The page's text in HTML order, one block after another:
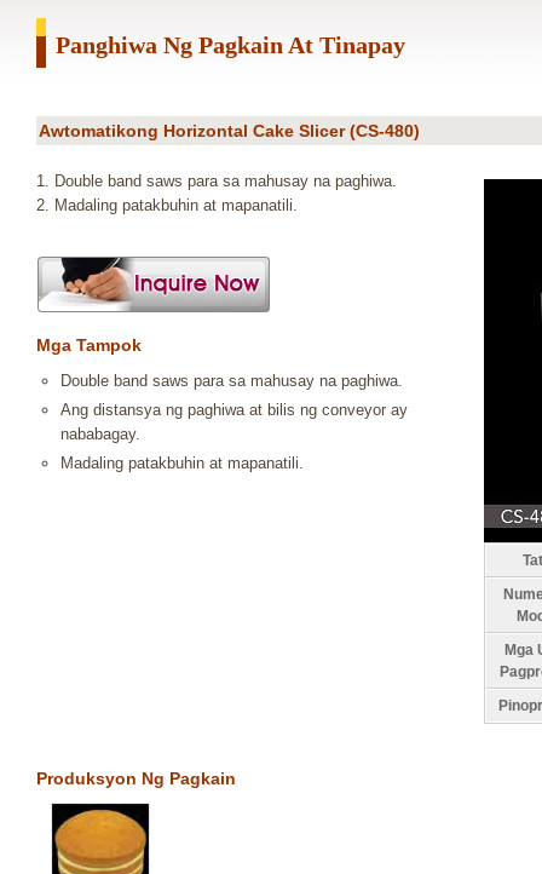
Panghiwa Ng Pagkain At Tinapay
Awtomatikong Horizontal Cake Slicer (CS-480)
Mga
1. Double band saws para sa mahusay na paghiwa.
2. Madaling patakbuhin at mapanatili.
Mga Tampok
Double band saws para sa mahusay na paghiwa.
Ang distansya ng paghiwa at bilis ng conveyor ay
nababagay.
Madaling patakbuhin at mapanatili.
Produksyon Ng Pagkain